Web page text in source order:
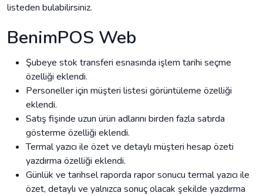
listeden bulabilirsiniz.
BenimPOS Web
Şubeye stok transferi esnasında işlem tarihi seçme
özelliği eklendi.
Personeller için müşteri listesi görüntüleme özelliği
eklendi.
Satış fişinde uzun ürün adlarını birden fazla satırda
gösterme özelliği eklendi.
Termal yazıcı ile özet ve detaylı müşteri hesap özeti
yazdırma özelliği eklendi.
Günlük ve tarihsel raporda rapor sonucu termal yazıcı ile
özet, detaylı ve yalnızca sonuç olacak şekilde yazdırma